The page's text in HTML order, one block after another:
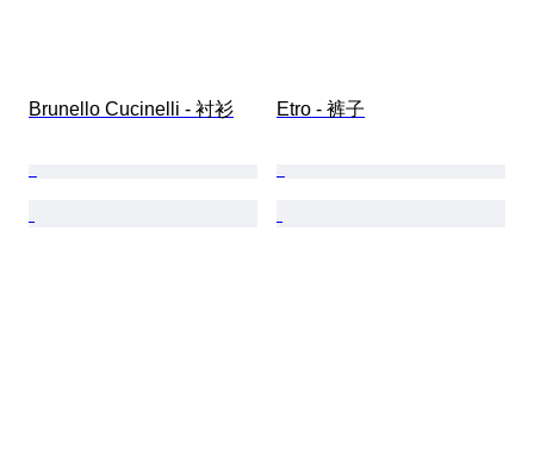
Brunello Cucinelli - 衬衫 Etro - 裤子